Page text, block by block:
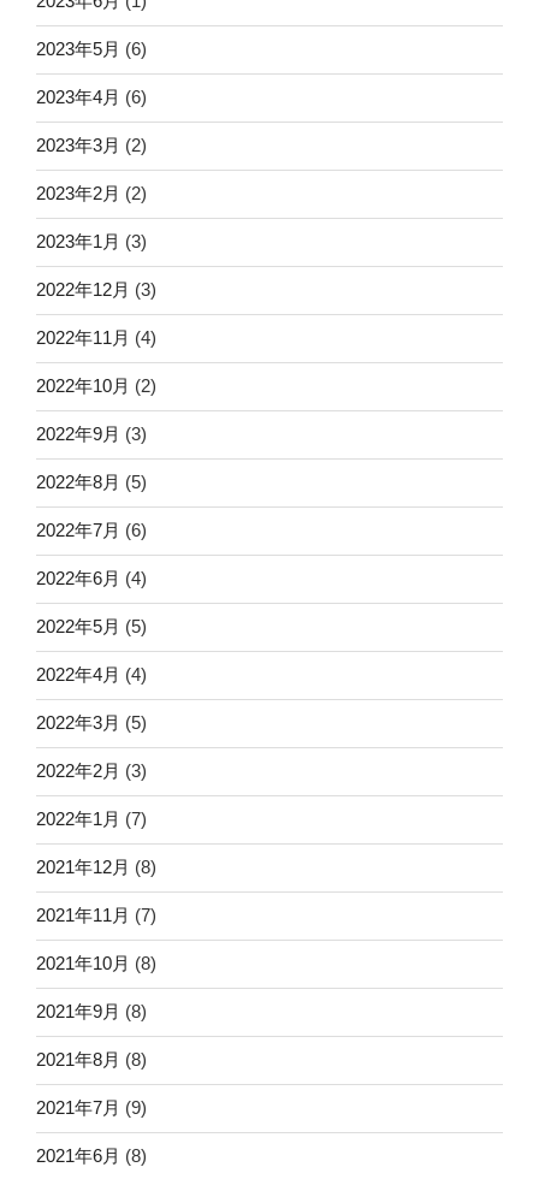
2023年5月 (6)
2023年4月 (6)
2023年3月 (2)
2023年2月 (2)
2023年1月 (3)
2022年12月 (3)
2022年11月 (4)
2022年10月 (2)
2022年9月 (3)
2022年8月 (5)
2022年7月 (6)
2022年6月 (4)
2022年5月 (5)
2022年4月 (4)
2022年3月 (5)
2022年2月 (3)
2022年1月 (7)
2021年12月 (8)
2021年11月 (7)
2021年10月 (8)
2021年9月 (8)
2021年8月 (8)
2021年7月 (9)
2021年6月 (8)